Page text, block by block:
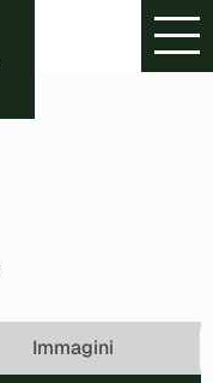
Immagini